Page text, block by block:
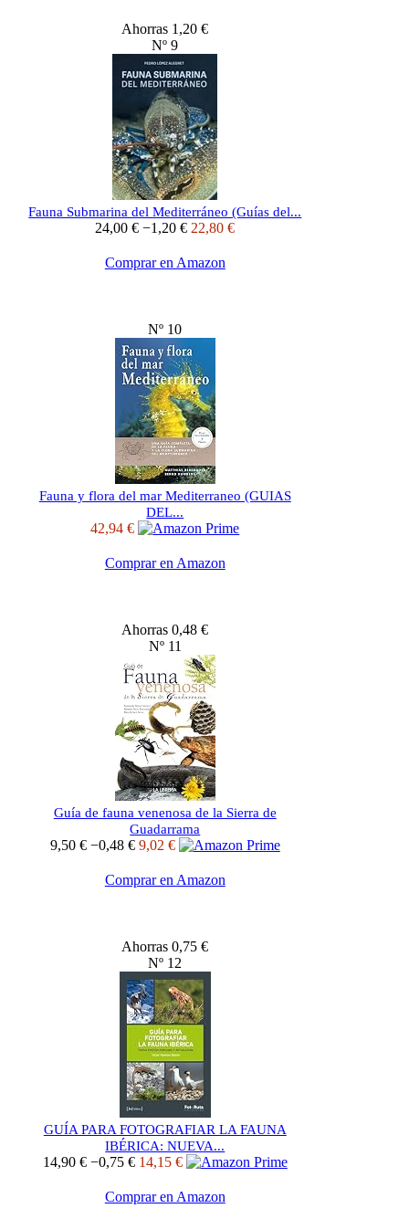
Ahorras 1,20 €
Nº 9
Fauna Submarina del Mediterráneo (Guías del...
24,00 € −1,20 € 22,80 €
Comprar en Amazon
Nº 10
Fauna y flora del mar Mediterraneo (GUIAS
DEL...
42,94 €
Comprar en Amazon
Ahorras 0,48 €
Nº 11
Guía de fauna venenosa de la Sierra de
Guadarrama
9,50 € −0,48 € 9,02 €
Comprar en Amazon
Ahorras 0,75 €
Nº 12
GUÍA PARA FOTOGRAFIAR LA FAUNA
IBÉRICA: NUEVA...
14,90 € −0,75 € 14,15 €
Comprar en Amazon